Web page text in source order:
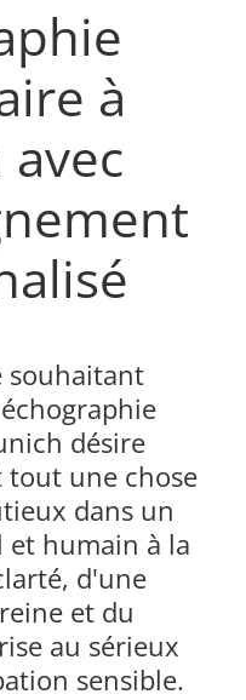
à
souhaitant
désire
tout une chose
dans un
et humain à la
d'une
et du
au sérieux
sensible.